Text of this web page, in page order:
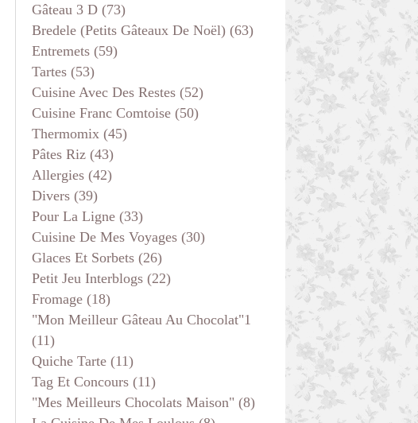
Gâteau 3 D (73)
Bredele (petits Gâteaux De Noël) (63)
Entremets (59)
Tartes (53)
Cuisine Avec Des Restes (52)
Cuisine Franc Comtoise (50)
Thermomix (45)
Pâtes Riz (43)
Allergies (42)
Divers (39)
Pour La Ligne (33)
Cuisine De Mes Voyages (30)
Glaces Et Sorbets (26)
Petit Jeu Interblogs (22)
Fromage (18)
"mon Meilleur Gâteau Au Chocolat"1
(11)
Quiche Tarte (11)
Tag Et Concours (11)
"mes Meilleurs Chocolats Maison" (8)